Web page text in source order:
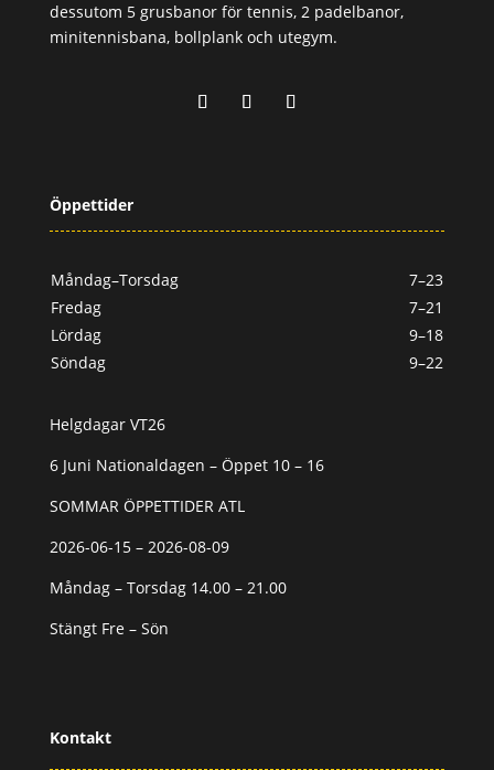
dessutom 5 grusbanor för tennis, 2 padelbanor,
minitennisbana, bollplank och utegym.
Öppettider
Måndag–Torsdag
7–23
Fredag
7–21
Lördag
9–18
Söndag
9–22
Helgdagar VT26
6 Juni Nationaldagen – Öppet 10 – 16
SOMMAR ÖPPETTIDER ATL
2026-06-15 – 2026-08-09
Måndag – Torsdag 14.00 – 21.00
Stängt Fre – Sön
Kontakt